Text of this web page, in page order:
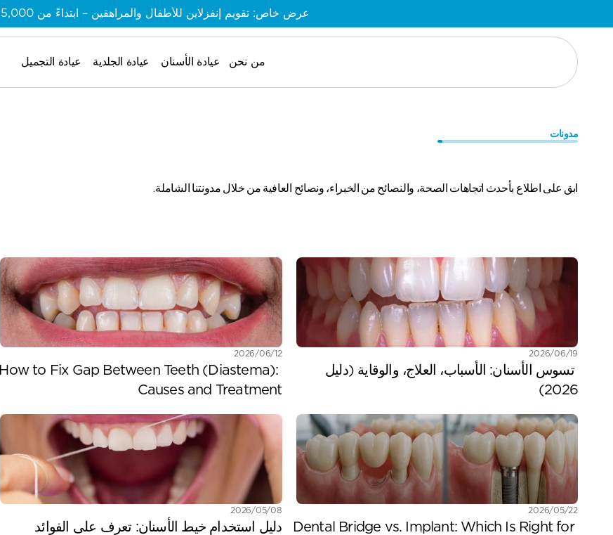
من نحن عيادة الأسنان عيادة الجلدية عيادة التجميل
مدونات
ابق على اطلاع بأحدث اتجاهات الصحة، والنصائح من الخبراء، ونصائح العافية من خلال مدونتنا الشاملة.
19‏/06‏/2026
2026)
12‏/06‏/2026
How to Fix Gap Between Teeth (Diastema):
Causes and Treatment
22‏/05‏/2026
Dental Bridge vs. Implant: Which Is Right for
08‏/05‏/2026
عرض خاص: تقويم إنفزلاين للأطفال والمراهقين – ابتداءً من 5,000 درهم